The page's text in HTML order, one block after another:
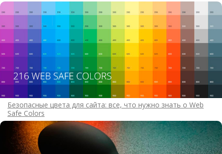
Безопасные цвета для сайта: все, что нужно знать о Web
Safe Colors